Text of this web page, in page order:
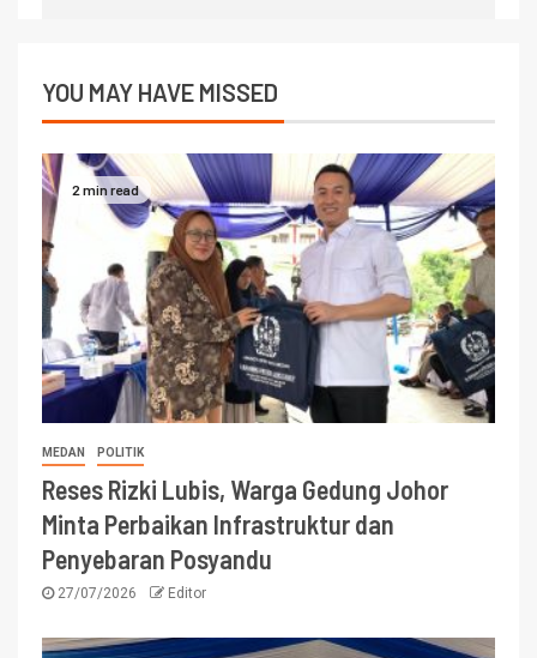
YOU MAY HAVE MISSED
2 min read
MEDAN POLITIK
Reses Rizki Lubis, Warga Gedung Johor
Minta Perbaikan Infrastruktur dan
Penyebaran Posyandu
27/07/2026 Editor